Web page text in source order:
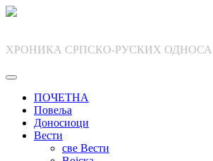
Skip
ХРОНИКА СРПСКО-РУСКИХ ОДНОСА
ПОЧЕТНА
Повеља
Доносиоци
Вести
све Вести